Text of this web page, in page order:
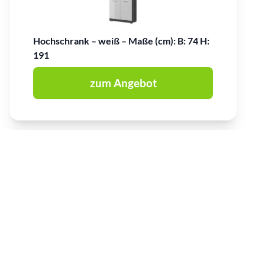
Hochschrank – weiß – Maße (cm): B: 74 H:
191
zum Angebot